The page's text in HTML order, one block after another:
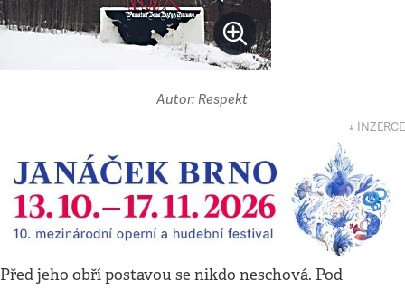
Autor: Respekt
↓ INZERCE
Před jeho obří postavou se nikdo neschová. Pod